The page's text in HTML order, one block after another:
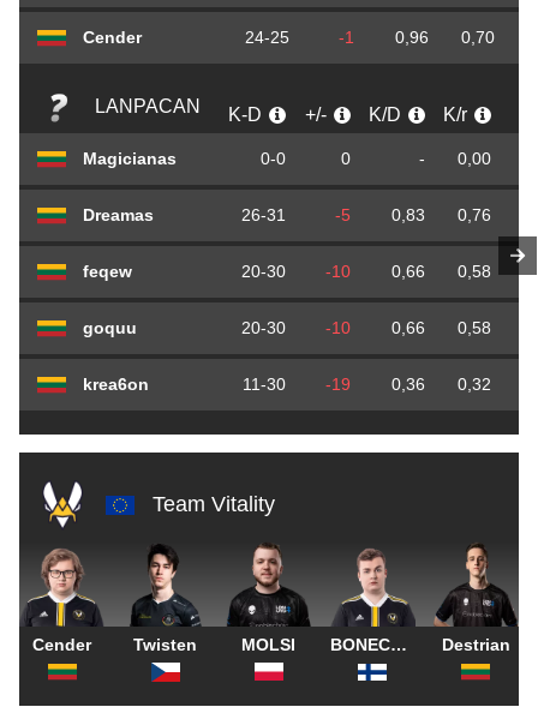
Cender 24-25 -1 0,96 0,70
LANPACAN K-D +/- K/D K/r
Magicianas 0-0 0 - 0,00
Dreamas 26-31 -5 0,83 0,76
feqew 20-30 -10 0,66 0,58
goquu 20-30 -10 0,66 0,58
krea6on 11-30 -19 0,36 0,32
Team Vitality
Cender Twisten MOLSI BONECOLD Destrian